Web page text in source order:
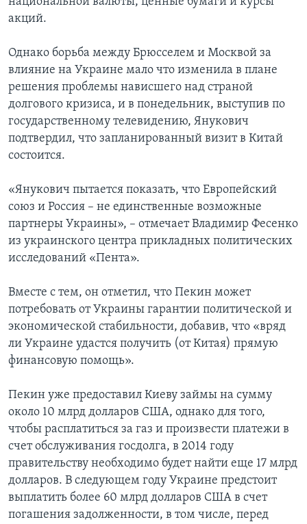
акций.
Однако борьба между Брюсселем и Москвой за
влияние на Украине мало что изменила в плане
решения проблемы нависшего над страной
долгового кризиса, и в понедельник, выступив по
государственному телевидению, Янукович
подтвердил, что запланированный визит в Китай
состоится.
«Янукович пытается показать, что Европейский
союз и Россия – не единственные возможные
партнеры Украины», – отмечает Владимир Фесенко
из украинского центра прикладных политических
исследований «Пента».
Вместе с тем, он отметил, что Пекин может
потребовать от Украины гарантии политической и
экономической стабильности, добавив, что «вряд
ли Украине удастся получить (от Китая) прямую
финансовую помощь».
Пекин уже предоставил Киеву займы на сумму
около 10 млрд долларов США, однако для того,
чтобы расплатиться за газ и произвести платежи в
счет обслуживания госдолга, в 2014 году
правительству необходимо будет найти еще 17 млрд
долларов. В следующем году Украине предстоит
выплатить более 60 млрд долларов США в счет
погашения задолженности, в том числе, перед